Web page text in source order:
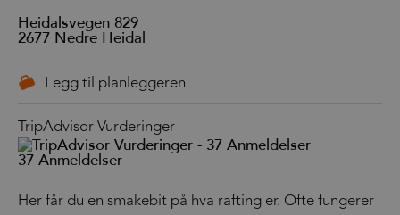
Heidalsvegen 829
2677 Nedre Heidal
TripAdvisor Vurderinger
37 Anmeldelser
Her får du en smakebit på hva rafting er. Ofte fungerer